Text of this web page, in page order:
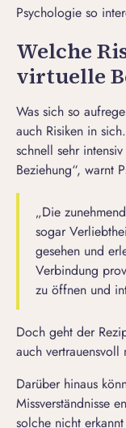
Psychologie so
Welche
virtuelle
Was sich so
auch Risiken in
schnell sehr
Beziehung“, warnt
„Die
sogar
gesehen und
Verbindung
zu öffnen und
Doch geht der
auch vertrauensvoll
Darüber hinaus
Missverständnisse
solche nicht